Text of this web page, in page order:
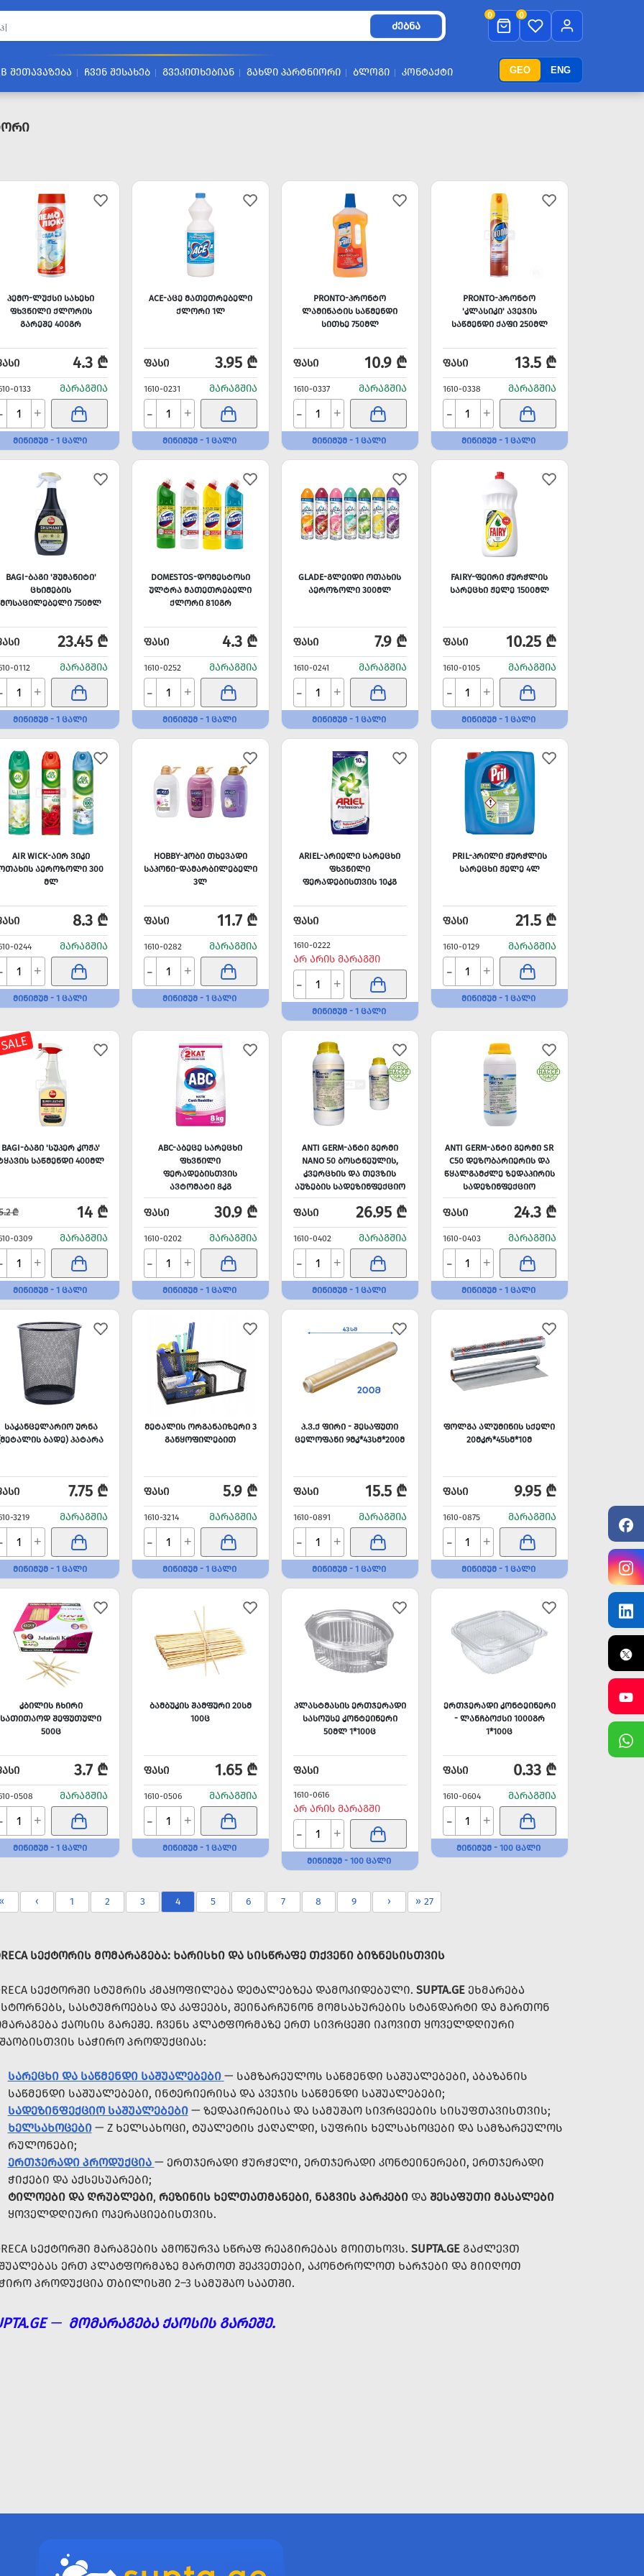
GEO ENG
ᲫᲔᲑᲜᲐ
0 0
ᲨᲔᲗᲐᲕᲐᲖᲔᲑᲐ ᲩᲕᲔᲜ ᲨᲔᲡᲐᲮᲔᲑ ᲒᲕᲔᲙᲘᲗᲮᲔᲑᲘᲐᲜ ᲒᲐᲮᲓᲘ ᲞᲐᲠᲢᲜᲘᲝᲠᲘ ᲑᲚᲝᲒᲘ ᲙᲝᲜᲢᲐᲥᲢᲘ
ᲞᲔᲛᲝ-ᲚᲣᲥᲡᲘ ᲡᲐᲮᲔᲮᲘ
ᲤᲮᲕᲜᲘᲚᲘ ᲥᲚᲝᲠᲘᲡ
ᲒᲐᲠᲔᲨᲔ 400ᲒᲠ
4.3 ₾
0133 ᲛᲐᲠᲐᲒᲨᲘᲐ
+
ᲛᲘᲜᲘᲛᲣᲛ - 1 ᲪᲐᲚᲘ
ACE-ᲐᲪᲔ ᲛᲐᲗᲔᲗᲠᲔᲑᲔᲚᲘ
ᲥᲚᲝᲠᲘ 1Ლ
ᲤᲐᲡᲘ 3.95 ₾
1610-0231 ᲛᲐᲠᲐᲒᲨᲘᲐ
- +
ᲛᲘᲜᲘᲛᲣᲛ - 1 ᲪᲐᲚᲘ
PRONTO-ᲞᲠᲝᲜᲢᲝ
ᲚᲐᲛᲘᲜᲐᲢᲘᲡ ᲡᲐᲬᲛᲔᲜᲓᲘ
ᲡᲘᲗᲮᲔ 750ᲛᲚ
ᲤᲐᲡᲘ 10.9 ₾
1610-0337 ᲛᲐᲠᲐᲒᲨᲘᲐ
- +
ᲛᲘᲜᲘᲛᲣᲛ - 1 ᲪᲐᲚᲘ
PRONTO-ᲞᲠᲝᲜᲢᲝ
'ᲙᲚᲐᲡᲘᲙᲘ' ᲐᲕᲔᲯᲘᲡ
ᲡᲐᲬᲛᲔᲜᲓᲘ ᲥᲐᲤᲘ 250ᲛᲚ
ᲤᲐᲡᲘ 13.5 ₾
1610-0338 ᲛᲐᲠᲐᲒᲨᲘᲐ
- +
ᲛᲘᲜᲘᲛᲣᲛ - 1 ᲪᲐᲚᲘ
BAGI-ᲑᲐᲒᲘ 'ᲨᲣᲛᲐᲜᲘᲢᲘ'
ᲪᲮᲘᲛᲔᲑᲘᲡ
ᲛᲝᲡᲐᲪᲘᲚᲔᲑᲔᲚᲘ 750ᲛᲚ
23.45 ₾
0112 ᲛᲐᲠᲐᲒᲨᲘᲐ
+
ᲛᲘᲜᲘᲛᲣᲛ - 1 ᲪᲐᲚᲘ
DOMESTOS-ᲓᲝᲛᲔᲡᲢᲝᲡᲘ
ᲣᲚᲢᲠᲐ ᲛᲐᲗᲔᲗᲠᲔᲑᲔᲚᲘ
ᲥᲚᲝᲠᲘ 810ᲒᲠ
ᲤᲐᲡᲘ 4.3 ₾
1610-0252 ᲛᲐᲠᲐᲒᲨᲘᲐ
- +
ᲛᲘᲜᲘᲛᲣᲛ - 1 ᲪᲐᲚᲘ
GLADE-ᲒᲚᲔᲘᲓᲘ ᲝᲗᲐᲮᲘᲡ
ᲐᲔᲠᲝᲖᲝᲚᲘ 300ᲛᲚ
ᲤᲐᲡᲘ 7.9 ₾
1610-0241 ᲛᲐᲠᲐᲒᲨᲘᲐ
- +
ᲛᲘᲜᲘᲛᲣᲛ - 1 ᲪᲐᲚᲘ
FAIRY-ᲤᲔᲘᲠᲘ ᲭᲣᲠᲭᲚᲘᲡ
ᲡᲐᲠᲔᲪᲮᲘ ᲟᲔᲚᲔ 1500ᲛᲚ
ᲤᲐᲡᲘ 10.25 ₾
1610-0105 ᲛᲐᲠᲐᲒᲨᲘᲐ
- +
ᲛᲘᲜᲘᲛᲣᲛ - 1 ᲪᲐᲚᲘ
AIR WICK-ᲐᲘᲠ ᲕᲘᲙᲘ
ᲐᲔᲠᲝᲖᲝᲚᲘ 300
ᲛᲚ
8.3 ₾
0244 ᲛᲐᲠᲐᲒᲨᲘᲐ
+
ᲛᲘᲜᲘᲛᲣᲛ - 1 ᲪᲐᲚᲘ
HOBBY-ᲰᲝᲑᲘ ᲗᲮᲔᲕᲐᲓᲘ
ᲡᲐᲞᲝᲜᲘ-ᲓᲐᲛᲐᲠᲑᲘᲚᲔᲑᲔᲚᲘ
3Ლ
ᲤᲐᲡᲘ 11.7 ₾
1610-0282 ᲛᲐᲠᲐᲒᲨᲘᲐ
- +
ᲛᲘᲜᲘᲛᲣᲛ - 1 ᲪᲐᲚᲘ
ARIEL-ᲐᲠᲘᲔᲚᲘ ᲡᲐᲠᲔᲪᲮᲘ
ᲤᲮᲕᲜᲘᲚᲘ
ᲤᲔᲠᲐᲓᲔᲑᲘᲡᲗᲕᲘᲡ 10ᲙᲒ
ᲤᲐᲡᲘ
1610-0222
ᲐᲠ ᲐᲠᲘᲡ ᲛᲐᲠᲐᲒᲨᲘ
- +
ᲛᲘᲜᲘᲛᲣᲛ - 1 ᲪᲐᲚᲘ
PRIL-ᲞᲠᲘᲚᲘ ᲭᲣᲠᲭᲚᲘᲡ
ᲡᲐᲠᲔᲪᲮᲘ ᲟᲔᲚᲔ 4Ლ
ᲤᲐᲡᲘ 21.5 ₾
1610-0129 ᲛᲐᲠᲐᲒᲨᲘᲐ
- +
ᲛᲘᲜᲘᲛᲣᲛ - 1 ᲪᲐᲚᲘ
BAGI-ᲑᲐᲒᲘ 'ᲡᲣᲞᲔᲠ ᲙᲝᲟᲐ'
ᲡᲐᲬᲛᲔᲜᲓᲘ 400ᲛᲚ
₾ 14 ₾
0309 ᲛᲐᲠᲐᲒᲨᲘᲐ
+
ᲛᲘᲜᲘᲛᲣᲛ - 1 ᲪᲐᲚᲘ
ABC-ᲐᲑᲔᲪᲔ ᲡᲐᲠᲔᲪᲮᲘ
ᲤᲮᲕᲜᲘᲚᲘ
ᲤᲔᲠᲐᲓᲔᲑᲘᲡᲗᲕᲘᲡ
ᲐᲕᲢᲝᲛᲐᲢᲘ 8ᲙᲒ
ᲤᲐᲡᲘ 30.9 ₾
1610-0202 ᲛᲐᲠᲐᲒᲨᲘᲐ
- +
ᲛᲘᲜᲘᲛᲣᲛ - 1 ᲪᲐᲚᲘ
ANTI GERM-ᲐᲜᲢᲘ ᲒᲔᲠᲛᲘ
NANO 50 ᲑᲝᲡᲢᲜᲔᲣᲚᲘᲡ,
ᲙᲕᲔᲠᲪᲮᲘᲡ ᲓᲐ ᲗᲔᲕᲖᲘᲡ
ᲐᲣᲖᲔᲑᲘᲡ ᲡᲐᲓᲔᲖᲘᲜᲤᲔᲥᲪᲘᲝ
ᲮᲡᲜᲐᲠᲘ 1ᲚᲢ
ᲤᲐᲡᲘ 26.95 ₾
1610-0402 ᲛᲐᲠᲐᲒᲨᲘᲐ
- +
ᲛᲘᲜᲘᲛᲣᲛ - 1 ᲪᲐᲚᲘ
ANTI GERM-ᲐᲜᲢᲘ ᲒᲔᲠᲛᲘ SR
C50 ᲓᲔᲖᲝᲑᲐᲠᲘᲔᲠᲘᲡ ᲓᲐ
ᲬᲧᲐᲚᲒᲐᲛᲫᲚᲔ ᲖᲔᲓᲐᲞᲘᲠᲘᲡ
ᲡᲐᲓᲔᲖᲘᲜᲤᲔᲥᲪᲘᲝ
ᲙᲝᲜᲪᲔᲜᲢᲠᲐᲢᲘ 1Ლ=100Ლ
ᲤᲐᲡᲘ 24.3 ₾
1610-0403 ᲛᲐᲠᲐᲒᲨᲘᲐ
- +
ᲛᲘᲜᲘᲛᲣᲛ - 1 ᲪᲐᲚᲘ
ᲡᲐᲙᲐᲜᲪᲔᲚᲐᲠᲘᲝ ᲣᲠᲜᲐ
ᲑᲐᲓᲔ) ᲞᲐᲢᲐᲠᲐ
7.75 ₾
3219 ᲛᲐᲠᲐᲒᲨᲘᲐ
+
ᲛᲘᲜᲘᲛᲣᲛ - 1 ᲪᲐᲚᲘ
ᲛᲔᲢᲐᲚᲘᲡ ᲝᲠᲒᲐᲜᲐᲘᲖᲔᲠᲘ 3
ᲒᲐᲜᲧᲝᲤᲘᲚᲔᲑᲘᲗ
ᲤᲐᲡᲘ 5.9 ₾
1610-3214 ᲛᲐᲠᲐᲒᲨᲘᲐ
- +
ᲛᲘᲜᲘᲛᲣᲛ - 1 ᲪᲐᲚᲘ
Პ.Ვ.Ქ ᲤᲘᲠᲘ - ᲨᲔᲡᲐᲤᲣᲗᲘ
ᲪᲔᲚᲝᲤᲐᲜᲘ 9ᲛᲙ*43ᲡᲛ*200Მ
ᲤᲐᲡᲘ 15.5 ₾
1610-0891 ᲛᲐᲠᲐᲒᲨᲘᲐ
- +
ᲛᲘᲜᲘᲛᲣᲛ - 1 ᲪᲐᲚᲘ
ᲤᲝᲚᲒᲐ ᲐᲚᲣᲛᲘᲜᲘᲡ ᲡᲥᲔᲚᲘ
20ᲛᲙᲠ*45ᲡᲛ*10Მ
ᲤᲐᲡᲘ 9.95 ₾
1610-0875 ᲛᲐᲠᲐᲒᲨᲘᲐ
- +
ᲛᲘᲜᲘᲛᲣᲛ - 1 ᲪᲐᲚᲘ
ᲙᲑᲘᲚᲘᲡ ᲩᲮᲘᲠᲘ
ᲡᲐᲗᲘᲗᲐᲝᲓ ᲨᲔᲤᲣᲗᲣᲚᲘ
500Ც
3.7 ₾
0508 ᲛᲐᲠᲐᲒᲨᲘᲐ
+
ᲛᲘᲜᲘᲛᲣᲛ - 1 ᲪᲐᲚᲘ
ᲑᲐᲛᲑᲣᲙᲘᲡ ᲨᲐᲛᲤᲣᲠᲘ 20ᲡᲛ
100Ც
ᲤᲐᲡᲘ 1.65 ₾
1610-0506 ᲛᲐᲠᲐᲒᲨᲘᲐ
- +
ᲛᲘᲜᲘᲛᲣᲛ - 1 ᲪᲐᲚᲘ
ᲞᲚᲐᲡᲢᲛᲐᲡᲘᲡ ᲔᲠᲗᲯᲔᲠᲐᲓᲘ
ᲡᲐᲡᲝᲣᲡᲔ ᲙᲝᲜᲢᲔᲘᲜᲔᲠᲘ
50ᲛᲚ 1*100Ც
ᲤᲐᲡᲘ
1610-0616
ᲐᲠ ᲐᲠᲘᲡ ᲛᲐᲠᲐᲒᲨᲘ
- +
ᲛᲘᲜᲘᲛᲣᲛ - 100 ᲪᲐᲚᲘ
ᲔᲠᲗᲯᲔᲠᲐᲓᲘ ᲙᲝᲜᲢᲔᲘᲜᲔᲠᲘ
- ᲚᲐᲜᲩᲑᲝᲥᲡᲘ 1000ᲒᲠ
1*100Ც
ᲤᲐᲡᲘ 0.33 ₾
1610-0604 ᲛᲐᲠᲐᲒᲨᲘᲐ
- +
ᲛᲘᲜᲘᲛᲣᲛ - 100 ᲪᲐᲚᲘ
‹ 1 2 3 4 5 6 7 8 9 › » 27
ᲡᲔᲥᲢᲝᲠᲘᲡ ᲛᲝᲛᲐᲠᲐᲒᲔᲑᲐ: ᲮᲐᲠᲘᲡᲮᲘ ᲓᲐ ᲡᲘᲡᲬᲠᲐᲤᲔ ᲗᲥᲕᲔᲜᲘ ᲑᲘᲖᲜᲔᲡᲘᲡᲗᲕᲘᲡ
ᲡᲔᲥᲢᲝᲠᲨᲘ ᲡᲢᲣᲛᲠᲘᲡ ᲙᲛᲐᲧᲝᲤᲘᲚᲔᲑᲐ ᲓᲔᲢᲐᲚᲔᲑᲖᲔᲐ ᲓᲐᲛᲝᲙᲘᲓᲔᲑᲣᲚᲘ. SUPTA.GEᲔᲮᲛᲐᲠᲔᲑᲐ
ᲡᲐᲡᲢᲣᲛᲠᲝᲔᲑᲡᲐ ᲓᲐ ᲙᲐᲤᲔᲔᲑᲡ, ᲨᲔᲘᲜᲐᲠᲩᲣᲜᲝᲜ ᲛᲝᲛᲡᲐᲮᲣᲠᲔᲑᲘᲡ ᲡᲢᲐᲜᲓᲐᲠᲢᲘ ᲓᲐ ᲛᲐᲠᲗᲝᲜ
ᲥᲐᲝᲡᲘᲡ ᲒᲐᲠᲔᲨᲔ. ᲩᲕᲔᲜᲡ ᲞᲚᲐᲢᲤᲝᲠᲛᲐᲖᲔ ᲔᲠᲗ ᲡᲘᲕᲠᲪᲔᲨᲘ ᲘᲞᲝᲕᲘᲗ ᲧᲝᲕᲔᲚᲓᲦᲘᲣᲠᲘ
ᲡᲐᲭᲘᲠᲝ ᲞᲠᲝᲓᲣᲥᲪᲘᲐᲡ:
ᲡᲐᲠᲔᲪᲮᲘ ᲓᲐ ᲡᲐᲬᲛᲔᲜᲓᲘ ᲡᲐᲨᲣᲐᲚᲔᲑᲔᲑᲘ — ᲡᲐᲛᲖᲐᲠᲔᲣᲚᲝᲡ ᲡᲐᲬᲛᲔᲜᲓᲘ ᲡᲐᲨᲣᲐᲚᲔᲑᲔᲑᲘ, ᲐᲑᲐᲖᲐᲜᲘᲡ
ᲡᲐᲬᲛᲔᲜᲓᲘ ᲡᲐᲨᲣᲐᲚᲔᲑᲔᲑᲘ, ᲘᲜᲢᲔᲠᲘᲔᲠᲘᲡᲐ ᲓᲐ ᲐᲕᲔᲯᲘᲡ ᲡᲐᲬᲛᲔᲜᲓᲘ ᲡᲐᲨᲣᲐᲚᲔᲑᲔᲑᲘ;
ᲡᲐᲓᲔᲖᲘᲜᲤᲔᲥᲪᲘᲝ ᲡᲐᲨᲣᲐᲚᲔᲑᲔᲑᲘ — ᲖᲔᲓᲐᲞᲘᲠᲔᲑᲘᲡᲐ ᲓᲐ ᲡᲐᲛᲣᲨᲐᲝ ᲡᲘᲕᲠᲪᲔᲔᲑᲘᲡ ᲡᲘᲡᲣᲤᲗᲐᲕᲘᲡᲗᲕᲘᲡ;
ᲮᲔᲚᲡᲐᲮᲝᲪᲔᲑᲘ— Z ᲮᲔᲚᲡᲐᲮᲝᲪᲘ, ᲢᲣᲐᲚᲔᲢᲘᲡ ᲥᲐᲦᲐᲚᲓᲘ, ᲡᲣᲤᲠᲘᲡ ᲮᲔᲚᲡᲐᲮᲝᲪᲔᲑᲘ ᲓᲐ ᲡᲐᲛᲖᲐᲠᲔᲣᲚᲝᲡ
ᲠᲣᲚᲝᲜᲔᲑᲘ;
ᲔᲠᲗᲯᲔᲠᲐᲓᲘ ᲞᲠᲝᲓᲣᲥᲪᲘᲐ — ᲔᲠᲗᲯᲔᲠᲐᲓᲘ ᲭᲣᲠᲭᲔᲚᲘ, ᲔᲠᲗᲯᲔᲠᲐᲓᲘ ᲙᲝᲜᲢᲔᲘᲜᲔᲠᲔᲑᲘ, ᲔᲠᲗᲯᲔᲠᲐᲓᲘ
ᲭᲘᲥᲔᲑᲘ ᲓᲐ ᲐᲥᲡᲔᲡᲣᲐᲠᲔᲑᲘ;
ᲢᲘᲚᲝᲔᲑᲘ ᲓᲐ ᲦᲠᲣᲑᲚᲔᲑᲘ, ᲠᲔᲖᲘᲜᲘᲡ ᲮᲔᲚᲗᲐᲗᲛᲐᲜᲔᲑᲘ, ᲜᲐᲒᲕᲘᲡ ᲞᲐᲠᲙᲔᲑᲘᲓᲐ ᲨᲔᲡᲐᲤᲣᲗᲘ ᲛᲐᲡᲐᲚᲔᲑᲘ
ᲧᲝᲕᲔᲚᲓᲦᲘᲣᲠᲘ ᲝᲞᲔᲠᲐᲪᲘᲔᲑᲘᲡᲗᲕᲘᲡ.
ᲡᲔᲥᲢᲝᲠᲨᲘ ᲛᲐᲠᲐᲒᲔᲑᲘᲡ ᲐᲛᲝᲬᲣᲠᲕᲐ ᲡᲬᲠᲐᲤ ᲠᲔᲐᲒᲘᲠᲔᲑᲐᲡ ᲛᲝᲘᲗᲮᲝᲕᲡ. SUPTA.GE ᲒᲐᲫᲚᲔᲕᲗ
ᲔᲠᲗ ᲞᲚᲐᲢᲤᲝᲠᲛᲐᲖᲔ ᲛᲐᲠᲗᲝᲗ ᲨᲔᲙᲕᲔᲗᲔᲑᲘ, ᲐᲙᲝᲜᲢᲠᲝᲚᲝᲗ ᲮᲐᲠᲯᲔᲑᲘ ᲓᲐ ᲛᲘᲘᲦᲝᲗ
ᲞᲠᲝᲓᲣᲥᲪᲘᲐ ᲗᲑᲘᲚᲘᲡᲨᲘ 2–3 ᲡᲐᲛᲣᲨᲐᲝ ᲡᲐᲐᲗᲨᲘ.
— ᲛᲝᲛᲐᲠᲐᲒᲔᲑᲐ ᲥᲐᲝᲡᲘᲡ ᲒᲐᲠᲔᲨᲔ.